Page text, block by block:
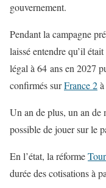
gouvernement.
Pendant la campagne
laissé entendre qu’il
légal à 64 ans en 2027
confirmés surFrance 2
Un an de plus, un an de
possible de jouer sur le
En l’état, la réforme
durée des cotisations à